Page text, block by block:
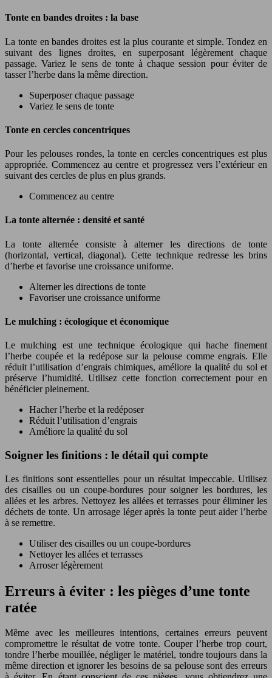
Tonte en bandes droites : la base
La tonte en bandes droites est la plus courante et simple. Tondez en
suivant des lignes droites, en superposant légèrement chaque
passage. Variez le sens de tonte à chaque session pour éviter de
tasser l’herbe dans la même direction.
Superposer chaque passage
Variez le sens de tonte
Tonte en cercles concentriques
Pour les pelouses rondes, la tonte en cercles concentriques est plus
appropriée. Commencez au centre et progressez vers l’extérieur en
suivant des cercles de plus en plus grands.
Commencez au centre
La tonte alternée : densité et santé
La tonte alternée consiste à alterner les directions de tonte
(horizontal, vertical, diagonal). Cette technique redresse les brins
d’herbe et favorise une croissance uniforme.
Alterner les directions de tonte
Favoriser une croissance uniforme
Le mulching : écologique et économique
Le mulching est une technique écologique qui hache finement
l’herbe coupée et la redépose sur la pelouse comme engrais. Elle
réduit l’utilisation d’engrais chimiques, améliore la qualité du sol et
préserve l’humidité. Utilisez cette fonction correctement pour en
bénéficier pleinement.
Hacher l’herbe et la redéposer
Réduit l’utilisation d’engrais
Améliore la qualité du sol
Soigner les finitions : le détail qui compte
Les finitions sont essentielles pour un résultat impeccable. Utilisez
des cisailles ou un coupe-bordures pour soigner les bordures, les
allées et les arbres. Nettoyez les allées et terrasses pour éliminer les
déchets de tonte. Un arrosage léger après la tonte peut aider l’herbe
à se remettre.
Utiliser des cisailles ou un coupe-bordures
Nettoyer les allées et terrasses
Arroser légèrement
Erreurs à éviter : les pièges d’une tonte
ratée
Même avec les meilleures intentions, certaines erreurs peuvent
compromettre le résultat de votre tonte. Couper l’herbe trop court,
tondre l’herbe mouillée, négliger le matériel, tondre toujours dans la
même direction et ignorer les besoins de sa pelouse sont des erreurs